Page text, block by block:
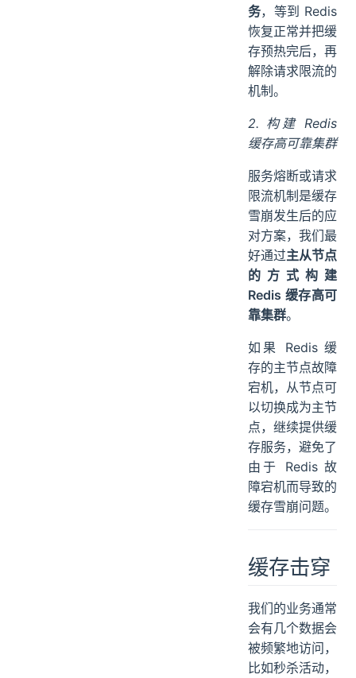
务，等到 Redis
恢复正常并把缓
存预热完后，再
解除请求限流的
机制。
2. 构建 Redis
缓存高可靠集群
服务熔断或请求
限流机制是缓存
雪崩发生后的应
对方案，我们最
好通过主从节点
的方式构建
Redis 缓存高可
靠集群。
如果 Redis 缓
存的主节点故障
宕机，从节点可
以切换成为主节
点，继续提供缓
存服务，避免了
由于 Redis 故
障宕机而导致的
缓存雪崩问题。
缓存击穿
我们的业务通常
会有几个数据会
被频繁地访问，
比如秒杀活动，